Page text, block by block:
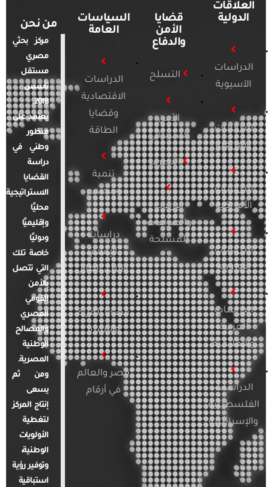
العلاقات
الدولية
الدراسات
الآسيوية
الدراسات
الأفريقية
الدراسات
الأمريكية
الدراسات
الأوروبية
الدراسات
العربية
والإقليمية
الدراسات
الفلسطينية
والإسرائيلية
قضايا
الأمن
والدفاع
التسلح
الأمن
السيبراني
التطرف
الإرهاب
والصراعات
المسلحة
السياسات
العامة
الدراسات
الاقتصادية
وقضايا
الطاقة
تنمية
ومجتمع
دراسات
الإعلام
والرأي العام
قضايا المرأة
والأسرة
مصر والعالم
في أرقام
من نحن
مركز بحثي
مصري
مستقل
تأسس
2018.
يعتمد على
منظور
وطني في
دراسة
القضايا
الاستراتيجية
محليًا
وإقليميًا
ودوليًا
خاصة تلك
التي تتصل
بالأمن
القومي
المصري
والمصالح
الوطنية
المصرية.
ومن ثم
يسعى
إنتاج المركز
لتغطية
الأولويات
الوطنية،
وتوفير رؤية
استباقية